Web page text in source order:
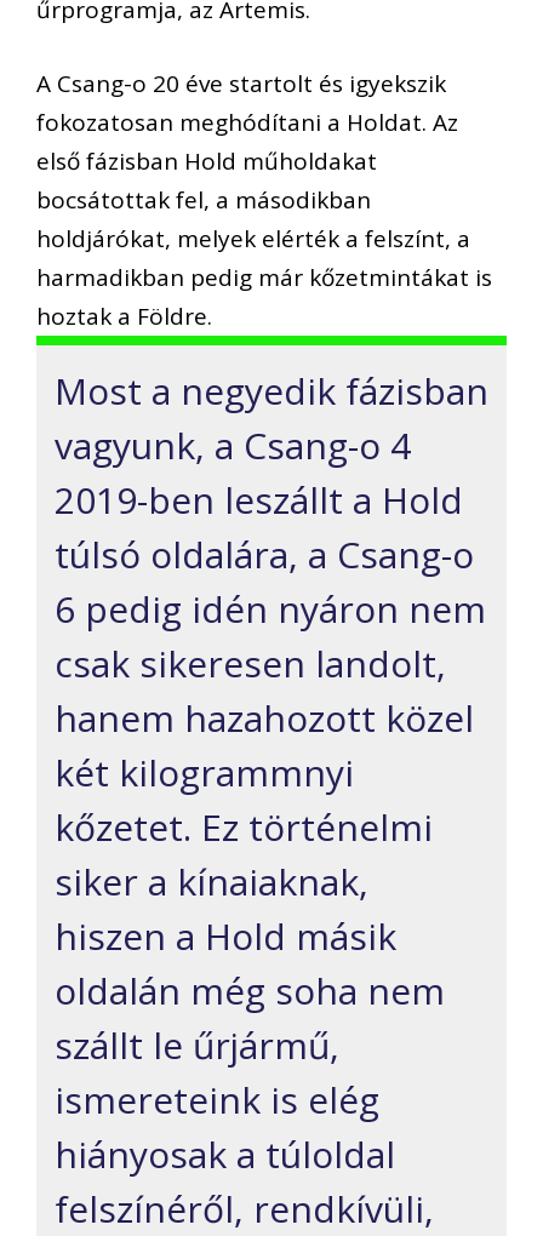
űrprogramja, az Artemis.
A Csang-o 20 éve startolt és igyekszik
fokozatosan meghódítani a Holdat. Az
első fázisban Hold műholdakat
bocsátottak fel, a másodikban
holdjárókat, melyek elérték a felszínt, a
harmadikban pedig már kőzetmintákat is
hoztak a Földre.
Most a negyedik fázisban
vagyunk, a Csang-o 4
2019-ben leszállt a Hold
túlsó oldalára, a Csang-o
6 pedig idén nyáron nem
csak sikeresen landolt,
hanem hazahozott közel
két kilogrammnyi
kőzetet. Ez történelmi
siker a kínaiaknak,
hiszen a Hold másik
oldalán még soha nem
szállt le űrjármű,
ismereteink is elég
hiányosak a túloldal
felszínéről, rendkívüli,